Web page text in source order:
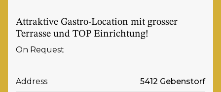
Attraktive Gastro-Location mit grosser
Terrasse und TOP Einrichtung!
On Request
Address 5412 Gebenstorf